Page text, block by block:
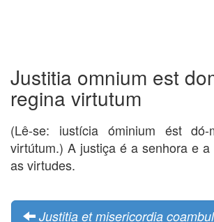
Justitia omnium est
regina virtutum
(Lê-se: iustícia óminium ést
virtútum.) A justiça é a senhora e
as virtudes.
Justitia et misericordia